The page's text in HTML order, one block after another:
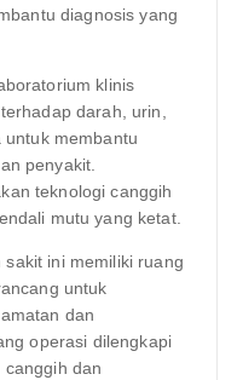
diagnosis yang
klinis
darah, urin,
membantu
penyakit.
teknologi canggih
mutu yang ketat.
sakit ini memiliki ruang
untuk
dan
operasi dilengkapi
dan